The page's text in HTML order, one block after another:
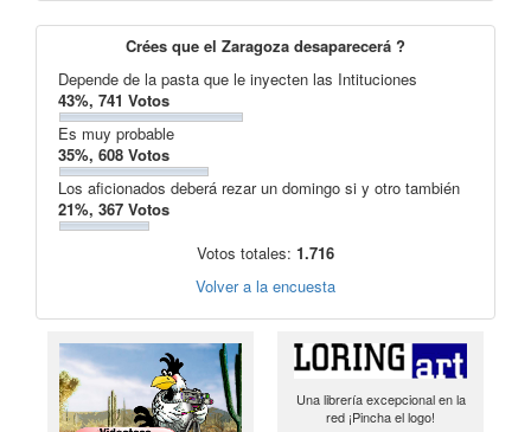
Crées que el Zaragoza desaparecerá ?
Depende de la pasta que le inyecten las Intituciones
43%, 741 Votos
Es muy probable
35%, 608 Votos
Los aficionados deberá rezar un domingo si y otro también
21%, 367 Votos
Votos totales: 1.716
Volver a la encuesta
Una librería excepcional en la
red ¡Pincha el logo!